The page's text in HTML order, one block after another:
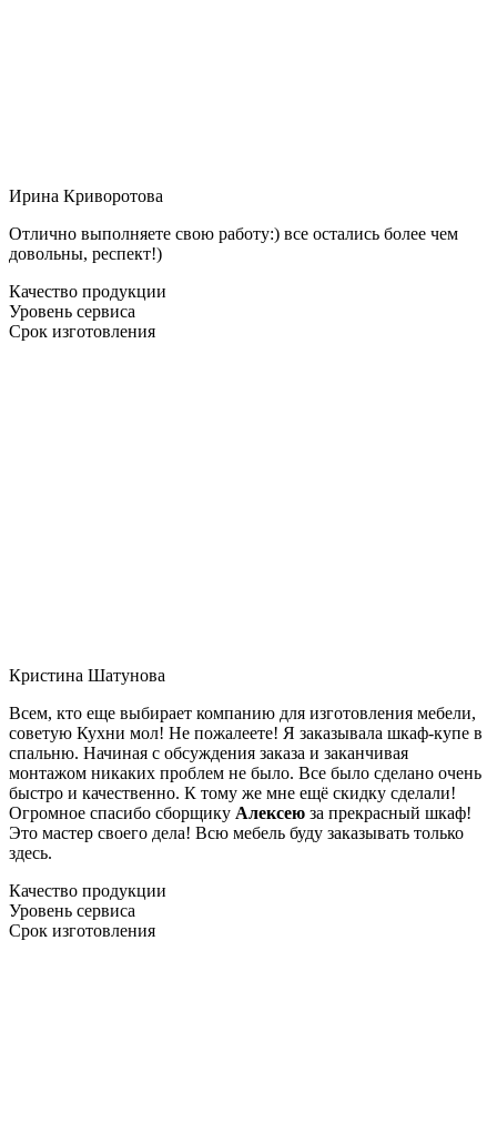
Ирина Криворотова
Отлично выполняете свою работу:) все остались более чем
довольны, респект!)
Качество продукции
Уровень сервиса
Срок изготовления
Кристина Шатунова
Всем, кто еще выбирает компанию для изготовления мебели,
советую Кухни мол! Не пожалеете! Я заказывала шкаф-купе в
спальню. Начиная с обсуждения заказа и заканчивая
монтажом никаких проблем не было. Все было сделано очень
быстро и качественно. К тому же мне ещё скидку сделали!
Огромное спасибо сборщику Алексею за прекрасный шкаф!
Это мастер своего дела! Всю мебель буду заказывать только
здесь.
Качество продукции
Уровень сервиса
Срок изготовления